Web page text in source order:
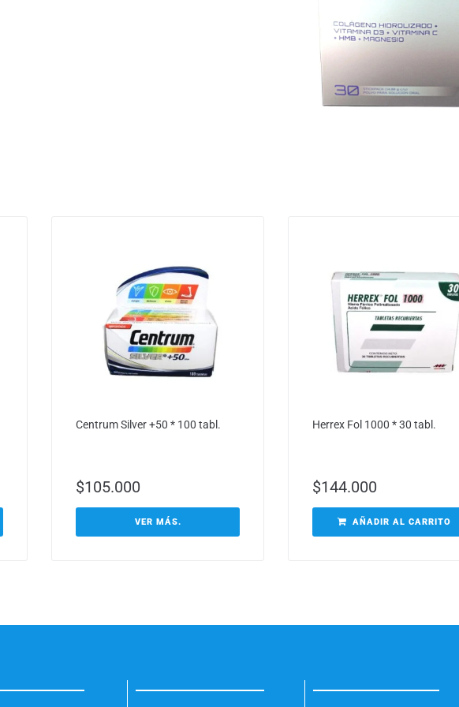
Centrum Silver +50 * 100 tabl.
$105.000
VER MÁS.
Herrex Fol 1000 * 30 tabl.
$144.000
AÑADIR AL CARRITO